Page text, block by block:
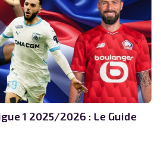
1 2025/2026 : Le Guide